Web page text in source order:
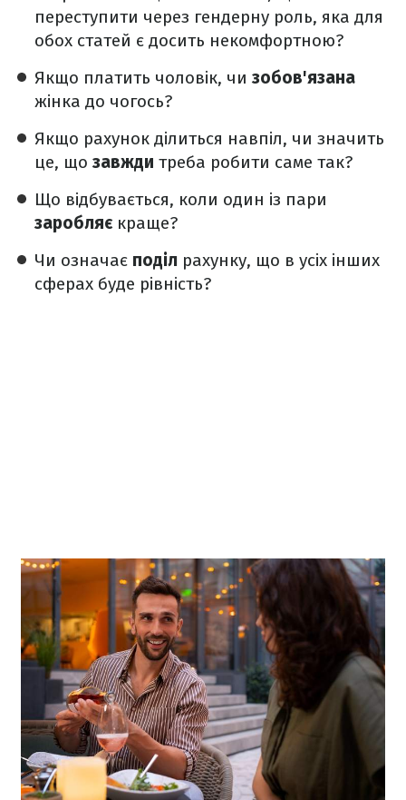
переступити через гендерну роль, яка для
обох статей є досить некомфортною?
Якщо платить чоловік, чи зобов'язана
жінка до чогось?
Якщо рахунок ділиться навпіл, чи значить
це, що завжди треба робити саме так?
Що відбувається, коли один із пари
заробляє краще?
Чи означає поділ рахунку, що в усіх інших
сферах буде рівність?